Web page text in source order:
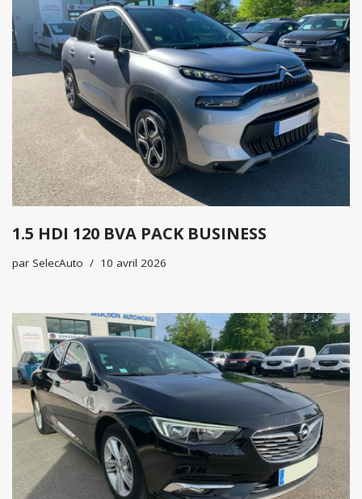
1.5 HDI 120 BVA PACK BUSINESS
par SelecAuto 10 avril 2026